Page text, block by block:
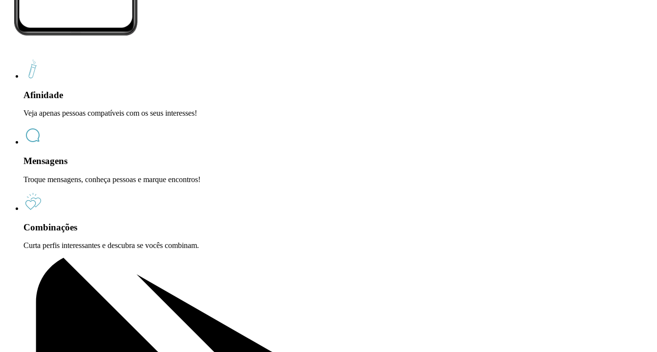
Afinidade
Veja apenas pessoas compatíveis com os seus interesses!
Mensagens
Troque mensagens, conheça pessoas e marque encontros!
Combinações
Curta perfis interessantes e descubra se vocês combinam.